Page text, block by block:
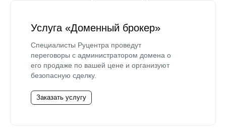
Услуга «Доменный брокер»
Специалисты Руцентра проведут
переговоры с администратором домена о
его продаже по вашей цене и организуют
безопасную сделку.
Заказать услугу